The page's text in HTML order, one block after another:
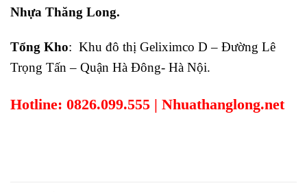
Nhựa Thăng Long.
Tổng Kho: Khu đô thị Geliximco D – Đường Lê
Trọng Tấn – Quận Hà Đông- Hà Nội.
Hotline: 0826.099.555 | Nhuathanglong.net